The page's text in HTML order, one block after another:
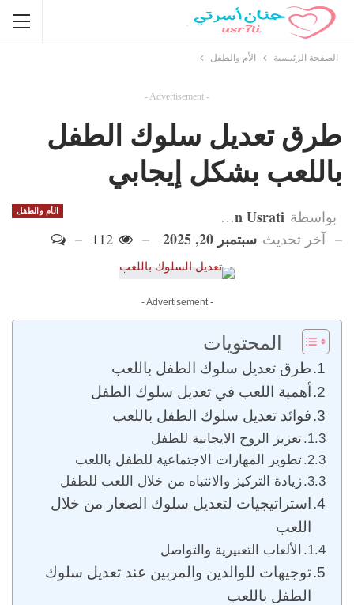
الصفحة الرئيسية الأم والطفل
- Advertisement -
طرق تعديل سلوك الطفل
باللعب بشكل إيجابي
الأم والطفل بواسطة Hanan Usrati
آخر تحديث سبتمبر 20, 2025
- Advertisement -
المحتويات
طرق تعديل سلوك الطفل باللعب
أهمية اللعب في تعديل سلوك الطفل
فوائد تعديل سلوك الطفل باللعب
تعزيز الروح الايجابية للطفل
تطوير المهارات الاجتماعية للطفل باللعب
زيادة التركيز والانتباه من خلال اللعب للطفل
استراتيجيات لتعديل سلوك الصغار من خلال
اللعب
الألعاب التعبيرية والتواصل
توجيهات للوالدين والمربين عند تعديل سلوك
الطفل باللعب